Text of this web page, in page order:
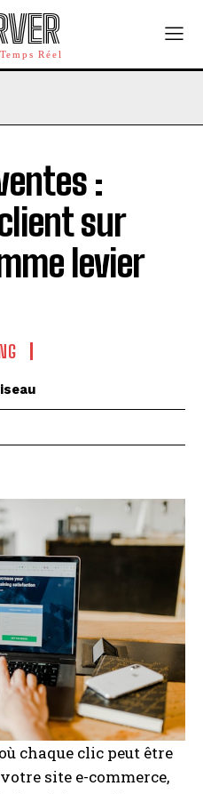
Réel
:
sur
levier
chaque clic peut être
site e-commerce,